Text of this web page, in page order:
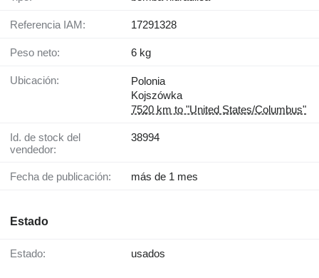
Referencia IAM: 17291328
Peso neto: 6 kg
Ubicación:
Polonia
Kojszówka
7520 km to "United States/Columbus"
Id. de stock del
vendedor:
38994
Fecha de publicación: más de 1 mes
Estado
Estado: usados